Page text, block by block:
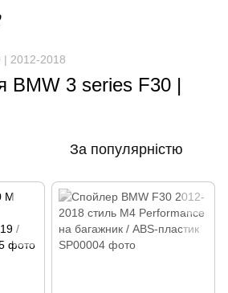
| 2012-2018
BMW 3 series F30 |
За популярністю